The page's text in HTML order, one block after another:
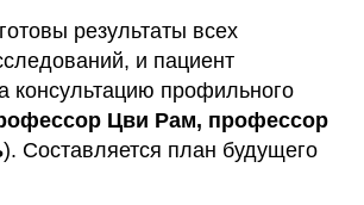
результаты всех
и пациент
консультацию профильного
Цви Рам, профессор
). Составляется план будущего